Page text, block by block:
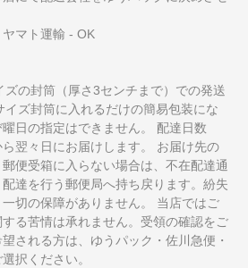
マト運輸 - OK
ズの封筒（厚さ3センチまで）での発送
イズ封筒に入れるだけの簡易包装にな
日の指定はできません。 配達日数
翌々日にお届けします。 お届け先の
便受箱に入らない場合は、不在配達通
達を行う郵便局へ持ち戻ります。紛失
切の保障がありません。 当店ではご
る苦情は承れません。受領の確認をご
される方は、ゆうパック・佐川急便・
択ください。